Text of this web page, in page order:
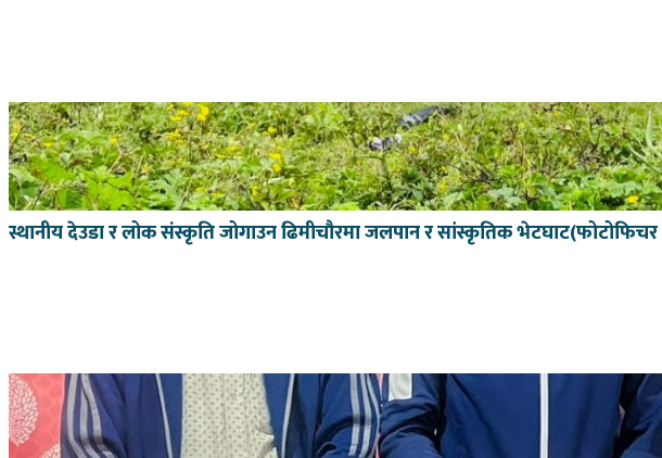
स्थानीय देउडा र लोक संस्कृति जोगाउन ढिमीचौरमा जलपान र सांस्कृतिक